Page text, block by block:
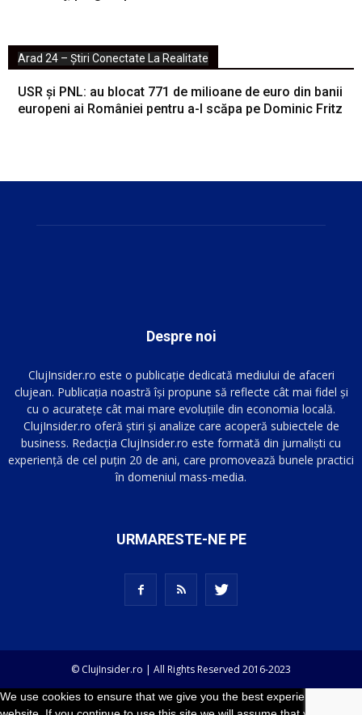
Arad 24 – Știri Conectate La Realitate
USR și PNL: au blocat 771 de milioane de euro din banii
europeni ai României pentru a-l scăpa pe Dominic Fritz
Despre noi
ClujInsider.ro este o publicație dedicată mediului de afaceri
clujean. Publicația noastră își propune să reflecte cât mai fidel și
cu o acuratețe cât mai mare evoluțiile din economia locală.
ClujInsider.ro oferă știri și analize care acoperă subiectele de
business. Redacția ClujInsider.ro este formată din jurnaliști cu
experiență de cel puțin 20 de ani, care promovează bunele practici
în domeniul mass-media.
URMARESTE-NE PE
© ClujInsider.ro | All Rights Reserved 2016-2023
We use cookies to ensure that we give you the best experience on our